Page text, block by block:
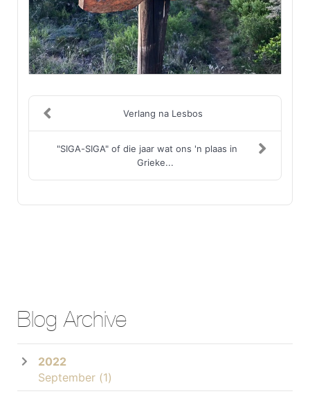
Verlang na Lesbos
"SIGA-SIGA" of die jaar wat ons 'n plaas in
Grieke...
Blog Archive
2022
September (1)